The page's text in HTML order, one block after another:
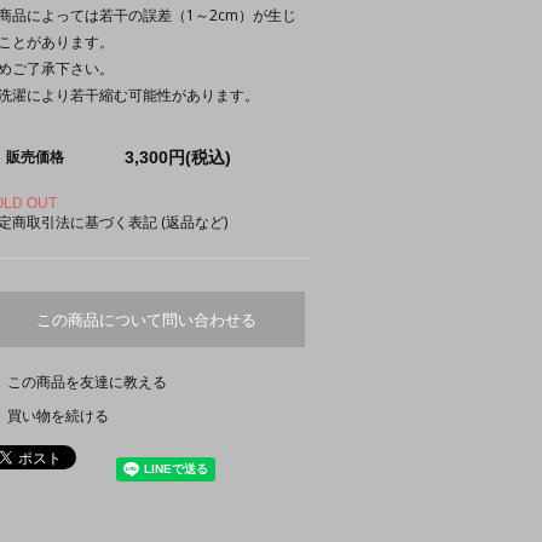
品によっては若干の誤差（1～2cm）が生じ
とがあります。
ご了承下さい。
濯により若干縮む可能性があります。
販売価格 3,300円(税込)
OUT
商取引法に基づく表記 (返品など)
この商品について問い合わせる
この商品を友達に教える
買い物を続ける